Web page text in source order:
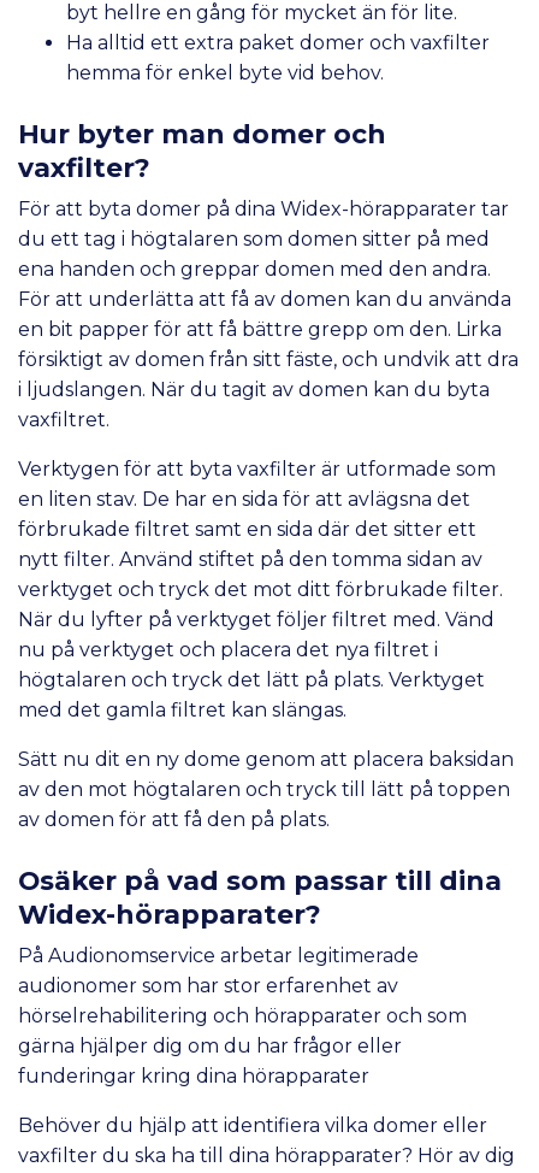
byt hellre en gång för mycket än för lite.
Ha alltid ett extra paket domer och vaxfilter
hemma för enkel byte vid behov.
Hur byter man domer och
vaxfilter?
För att byta domer på dina Widex-hörapparater tar
du ett tag i högtalaren som domen sitter på med
ena handen och greppar domen med den andra.
För att underlätta att få av domen kan du använda
en bit papper för att få bättre grepp om den. Lirka
försiktigt av domen från sitt fäste, och undvik att dra
i ljudslangen. När du tagit av domen kan du byta
vaxfiltret.
Verktygen för att byta vaxfilter är utformade som
en liten stav. De har en sida för att avlägsna det
förbrukade filtret samt en sida där det sitter ett
nytt filter. Använd stiftet på den tomma sidan av
verktyget och tryck det mot ditt förbrukade filter.
När du lyfter på verktyget följer filtret med. Vänd
nu på verktyget och placera det nya filtret i
högtalaren och tryck det lätt på plats. Verktyget
med det gamla filtret kan slängas.
Sätt nu dit en ny dome genom att placera baksidan
av den mot högtalaren och tryck till lätt på toppen
av domen för att få den på plats.
Osäker på vad som passar till dina
Widex-hörapparater?
På Audionomservice arbetar legitimerade
audionomer som har stor erfarenhet av
hörselrehabilitering och hörapparater och som
gärna hjälper dig om du har frågor eller
funderingar kring dina hörapparater
Behöver du hjälp att identifiera vilka domer eller
vaxfilter du ska ha till dina hörapparater? Hör av dig